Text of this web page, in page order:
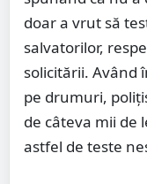
doar a vrut să
salvatorilor,
solicitării. Având
pe drumuri,
de câteva mii de
astfel de teste